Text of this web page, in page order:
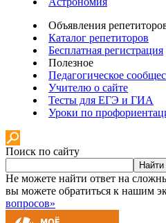
Объявления
Каталог репетиторов
Бесплатная регистрация
Полезное
Педагогическое
Учителю о сайте
Тесты для ЕГЭ и ГИА
Уроки по
Поиск по сайту
Найти
Не можете найти ответ на
вы можете обратиться к нашим
вопросов»